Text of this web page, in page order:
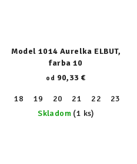
Model 1014 Aurelka ELBUT,
farba 10
od 90,33 €
18 19 20 21 22 23
Skladom (1 ks)